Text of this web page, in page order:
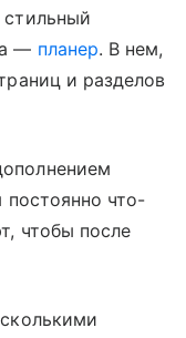
— планер. В нем,
и разделов
постоянно что-
чтобы после